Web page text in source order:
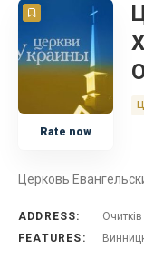
Rate now
Церковь
ADDRESS:
Очитків
FEATURES: